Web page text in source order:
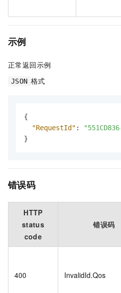
示例
正常返回示例
JSON 格式
{
"RequestId" :
}
错误码
HTTP
status
code
错误码
400 InvalidId.Qos